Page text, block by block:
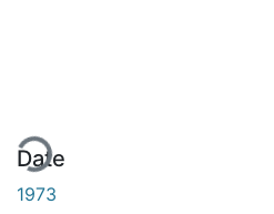
Date
1973